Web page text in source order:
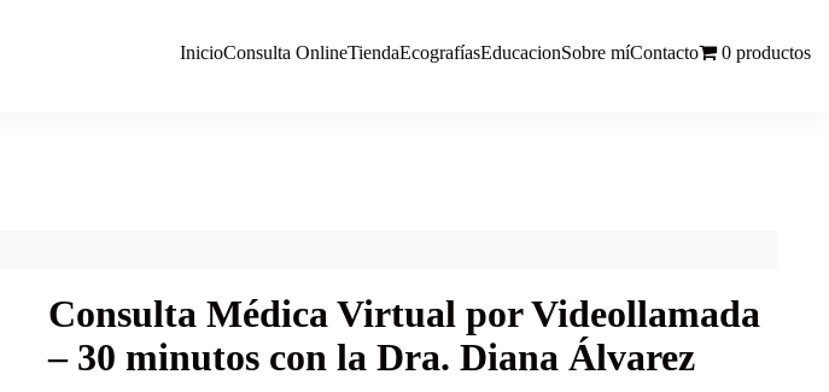
InicioConsulta OnlineTiendaEcografíasEducacionSobre míContacto 0 productos
Consulta Médica Virtual por Videollamada
– 30 minutos con la Dra. Diana Álvarez